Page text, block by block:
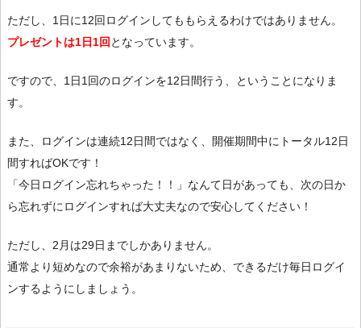
ただし、1日に12回ログインしてももらえるわけではありません。
プレゼントは1日1回となっています。
ですので、1日1回のログインを12日間行う、ということになりま
す。
また、ログインは連続12日間ではなく、開催期間中にトータル12日
間すればOKです！
「今日ログイン忘れちゃった！！」なんて日があっても、次の日か
ら忘れずにログインすれば大丈夫なので安心してください！
ただし、2月は29日までしかありません。
通常より短めなので余裕があまりないため、できるだけ毎日ログイ
ンするようにしましょう。